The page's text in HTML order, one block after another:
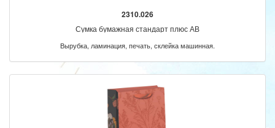
2310.026
Сумка бумажная стандарт плюс АВ
Вырубка, ламинация, печать, склейка машинная.